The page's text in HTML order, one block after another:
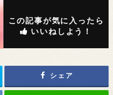
この記事が気に入ったら
いいねしよう！
シェア